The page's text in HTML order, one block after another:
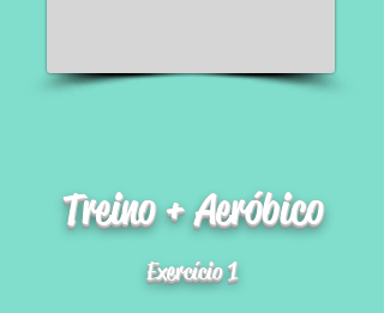
Treino + Aeróbico
Exercício 1